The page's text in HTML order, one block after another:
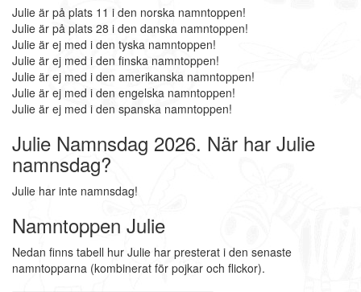
Julie är på plats 11 i den norska namntoppen!
Julie är på plats 28 i den danska namntoppen!
Julie är ej med i den tyska namntoppen!
Julie är ej med i den finska namntoppen!
Julie är ej med i den amerikanska namntoppen!
Julie är ej med i den engelska namntoppen!
Julie är ej med i den spanska namntoppen!
Julie Namnsdag 2026. När har Julie
namnsdag?
Julie har inte namnsdag!
Namntoppen Julie
Nedan finns tabell hur Julie har presterat i den senaste
namntopparna (kombinerat för pojkar och flickor).